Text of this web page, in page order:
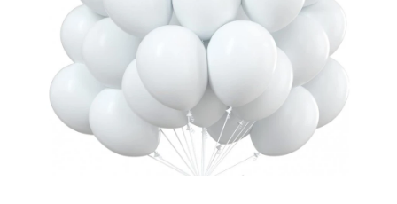
PODKŁADY /PRZEKŁADKI/WSPORNIKI/BANKETÓWKI
KOLEKCJE
BUTLA Z HELEM